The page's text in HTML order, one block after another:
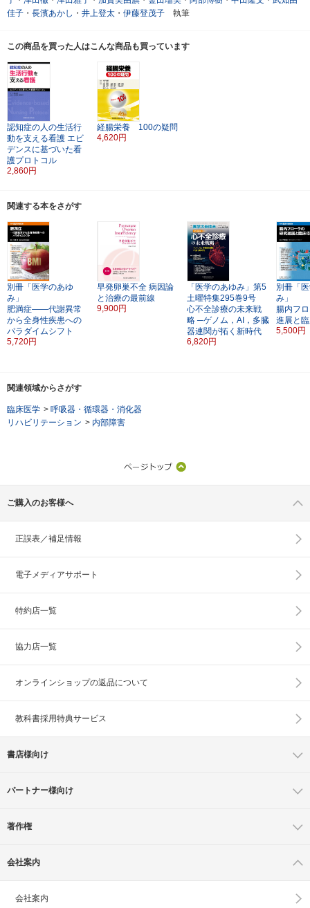
佳子 ・ 長濱あかし ・ 井上登太 ・ 伊藤登茂子 執筆
この商品を買った人はこんな商品も買っています
認知症の人の生活行
動を支える看護 エビ
デンスに基づいた看
護プロトコル
2,860円
経腸栄養 100の疑問
4,620円
関連する本をさがす
別冊「医学のあゆ
み」
肥満症――代謝異常
から全身性疾患への
パラダイムシフト
5,720円
早発卵巣不全 病因論
と治療の最前線
9,900円
「医学のあゆみ」第5
土曜特集295巻9号
心不全診療の未来戦
略 ─ゲノム，AI，多臓
器連関が拓く新時代
6,820円
別冊「
み」
腸内フ
進展と
5,500円
関連領域からさがす
臨床医学 > 呼吸器・循環器・消化器
リハビリテーション > 内部障害
ご購入のお客様へ
正誤表／補足情報
電子メディアサポート
特約店一覧
協力店一覧
オンラインショップの返品について
教科書採用特典サービス
書店様向け
パートナー様向け
著作権
会社案内
会社案内